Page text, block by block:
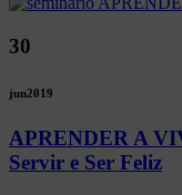
30
jun2019
APRENDER A
Servir e Ser Feliz